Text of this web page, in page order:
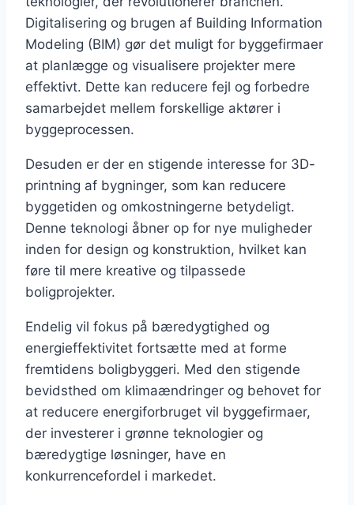
Digitalisering og brugen af Building Information
Modeling (BIM) gør det muligt for byggefirmaer
at planlægge og visualisere projekter mere
effektivt. Dette kan reducere fejl og forbedre
samarbejdet mellem forskellige aktører i
byggeprocessen.
Desuden er der en stigende interesse for 3D-
printning af bygninger, som kan reducere
byggetiden og omkostningerne betydeligt.
Denne teknologi åbner op for nye muligheder
inden for design og konstruktion, hvilket kan
føre til mere kreative og tilpassede
boligprojekter.
Endelig vil fokus på bæredygtighed og
energieffektivitet fortsætte med at forme
fremtidens boligbyggeri. Med den stigende
bevidsthed om klimaændringer og behovet for
at reducere energiforbruget vil byggefirmaer,
der investerer i grønne teknologier og
bæredygtige løsninger, have en
konkurrencefordel i markedet.